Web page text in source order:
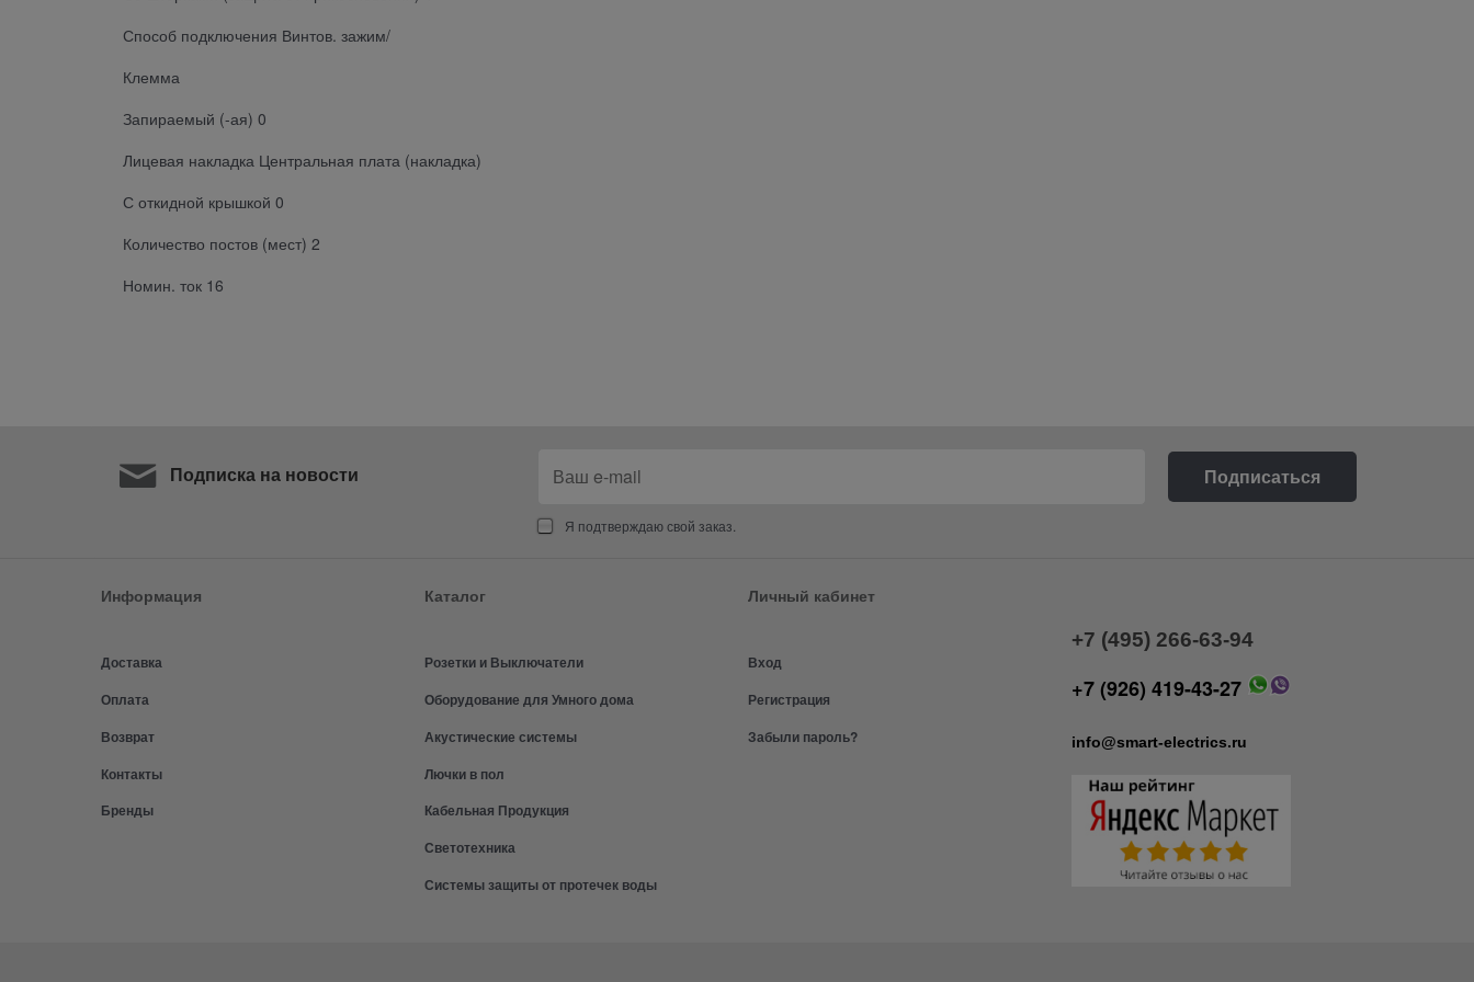
Способ подключения Винтов. зажим/
Клемма
Запираемый (-ая) 0
Лицевая накладка Центральная плата (накладка)
С откидной крышкой 0
Количество постов (мест) 2
Номин. ток 16
Подписка на новости
Я подтверждаю свой заказ.
Информация
Доставка
Оплата
Возврат
Контакты
Бренды
Каталог
Розетки и Выключатели
Оборудование для Умного дома
Акустические системы
Лючки в пол
Кабельная Продукция
Светотехника
Системы защиты от протечек воды
Личный кабинет
Вход
Регистрация
Забыли пароль?
+7 (495) 266-63-94
+7 (926) 419-43-27
info@smart-electrics.ru